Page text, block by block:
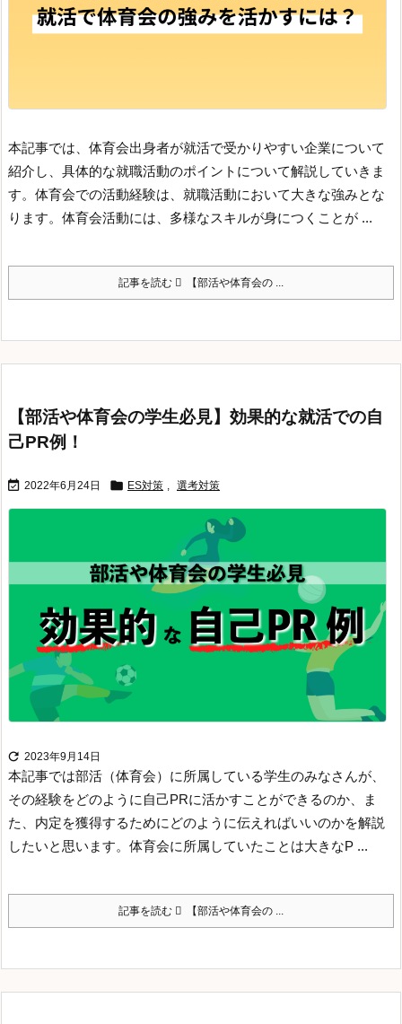
本記事では、体育会出身者が就活で受かりやすい企業について
紹介し、具体的な就職活動のポイントについて解説していきま
す。 体育会での活動経験は、就職活動において大きな強みとな
ります。体育会活動には、多様なスキルが身につくことが ...
記事を読む 【部活や体育会の ...
【部活や体育会の学生必見】効果的な就活での自
己PR例！
 2022年6月24日  ES対策 , 選考対策
 2023年9月14日
本記事では部活（体育会）に所属している学生のみなさんが、
その経験をどのように自己PRに活かすことができるのか、ま
た、内定を獲得するためにどのように伝えればいいのかを解説
したいと思います。 体育会に所属していたことは大きなP ...
記事を読む 【部活や体育会の ...